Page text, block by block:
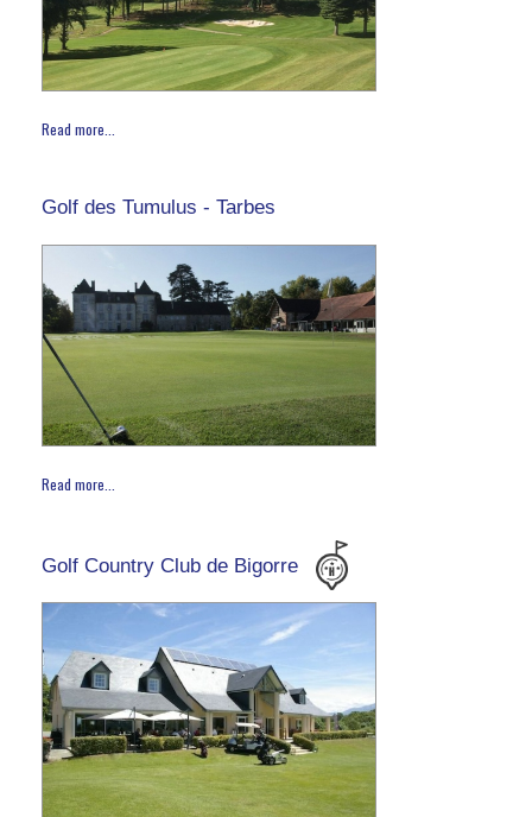
Read more...
Golf des Tumulus - Tarbes
Read more...
Golf Country Club de Bigorre